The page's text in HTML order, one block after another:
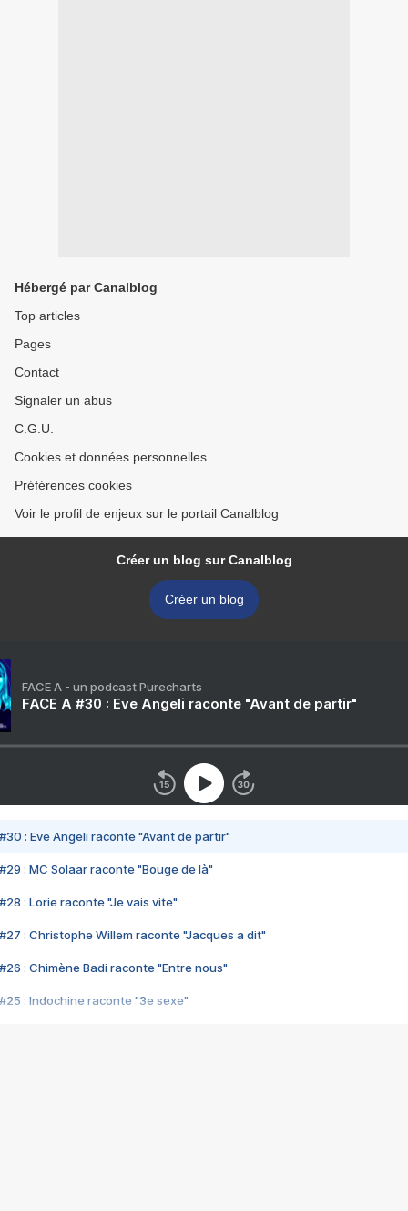
Hébergé par Canalblog
Top articles
Pages
Contact
Signaler un abus
C.G.U.
Cookies et données personnelles
Préférences cookies
Voir le profil de enjeux sur le portail Canalblog
Créer un blog sur Canalblog
Créer un blog
FACE A - un podcast Purecharts
FACE A #30 : Eve Angeli raconte "Avant de partir"
#30 : Eve Angeli raconte "Avant de partir"
#29 : MC Solaar raconte "Bouge de là"
#28 : Lorie raconte "Je vais vite"
#27 : Christophe Willem raconte "Jacques a dit"
#26 : Chimène Badi raconte "Entre nous"
#25 : Indochine raconte "3e sexe"